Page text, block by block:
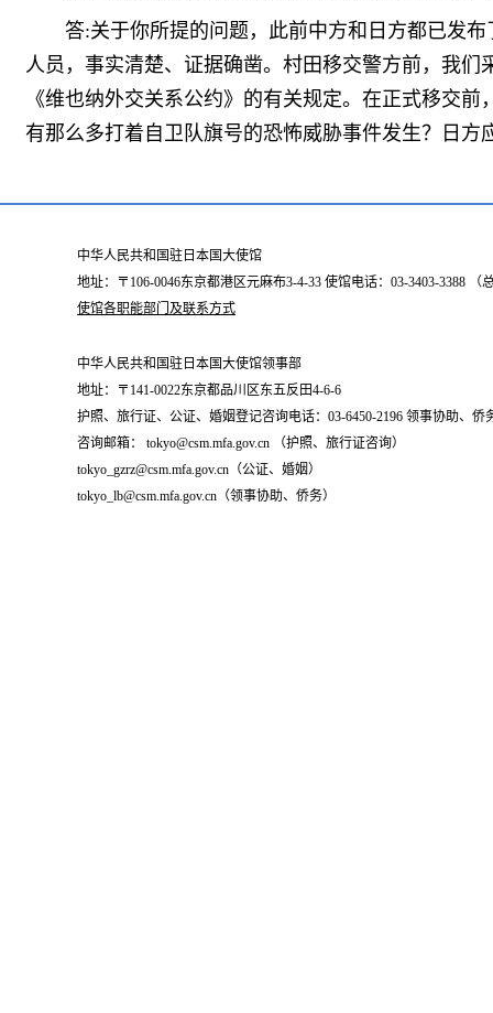
答:关于你所提的问题，此前中方和日方都已发
人员，事实清楚、证据确凿。村田移交警方前，我
《维也纳外交关系公约》的有关规定。在正式移交
有那么多打着自卫队旗号的恐怖威胁事件发生？日方
中华人民共和国驻日本国大使馆
地址：〒106-0046东京都港区元麻布3-4-33 使馆电话：03-3403-3388 （
使馆各职能部门及联系方式
中华人民共和国驻日本国大使馆领事部
地址：〒141-0022东京都品川区东五反田4-6-6
护照、旅行证、公证、婚姻登记咨询电话：03-6450-2196 领事协助、侨
咨询邮箱： tokyo@csm.mfa.gov.cn （护照、旅行证咨询）
tokyo_gzrz@csm.mfa.gov.cn（公证、婚姻）
tokyo_lb@csm.mfa.gov.cn（领事协助、侨务）